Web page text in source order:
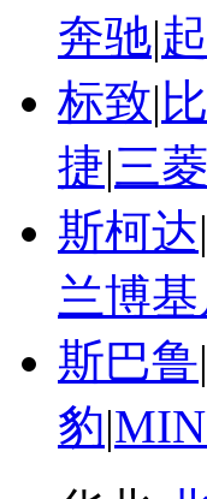
奔驰|
标致|
捷|三菱
斯柯达|
兰博
斯巴鲁|
豹|